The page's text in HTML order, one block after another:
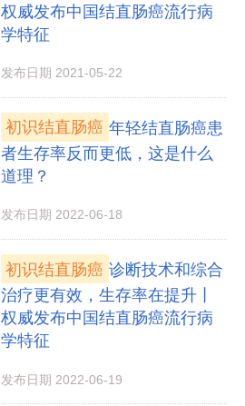
权威发布中国结直肠癌流行病
学特征
发布日期 2021-05-22
初识结直肠癌 年轻结直肠癌患
者生存率反而更低，这是什么
道理？
发布日期 2022-06-18
初识结直肠癌 诊断技术和综合
治疗更有效，生存率在提升丨
权威发布中国结直肠癌流行病
学特征
发布日期 2022-06-19